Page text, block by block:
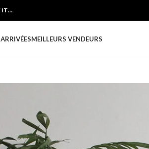
IT…
MEILLEURS VENDEURS